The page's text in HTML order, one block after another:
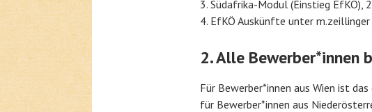
Südafrika-Modul (Einstieg EfKÖ),
EfKÖ Auskünfte unter
2. Alle Bewerber*innen
Für Bewerber*innen aus Wien ist
für Bewerber*innen aus